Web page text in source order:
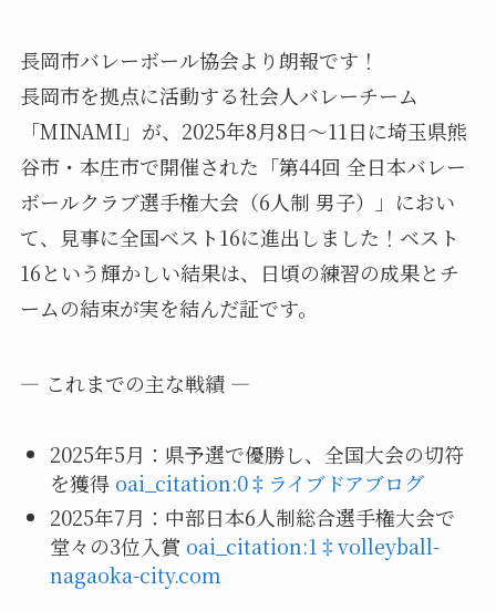
長岡市バレーボール協会より朗報です！
長岡市を拠点に活動する社会人バレーチーム
「MINAMI」が、2025年8月8日～11日に埼玉県熊
谷市・本庄市で開催された「第44回 全日本バレー
ボールクラブ選手権大会（6人制 男子）」におい
て、見事に全国ベスト16に進出しました！ベスト
16という輝かしい結果は、日頃の練習の成果とチ
ームの結束が実を結んだ証です。
— これまでの主な戦績 —
2025年5月：県予選で優勝し、全国大会の切符
を獲得 oai_citation:0‡ライブドアブログ
2025年7月：中部日本6人制総合選手権大会で
堂々の3位入賞 oai_citation:1‡volleyball-
nagaoka-city.com